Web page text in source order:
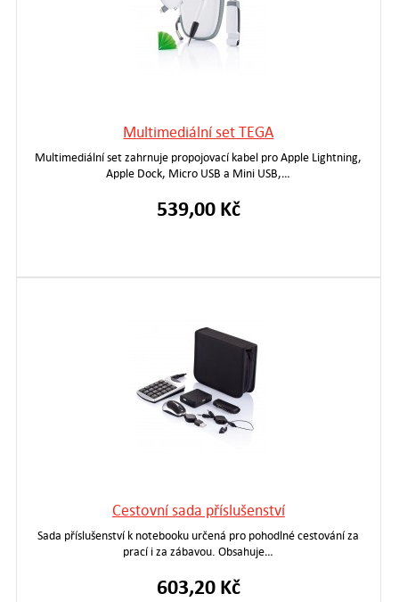
Multimediální set TEGA
Multimediální set zahrnuje propojovací kabel pro Apple Lightning,
Apple Dock, Micro USB a Mini USB,…
539,00 Kč
Cestovní sada příslušenství
Sada příslušenství k notebooku určená pro pohodlné cestování za
prací i za zábavou. Obsahuje…
603,20 Kč